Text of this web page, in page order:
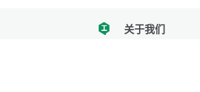
tencent关于我们